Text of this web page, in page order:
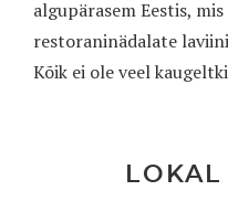
algupärasem Eestis,
restoraninädalate
Kõik ei ole veel